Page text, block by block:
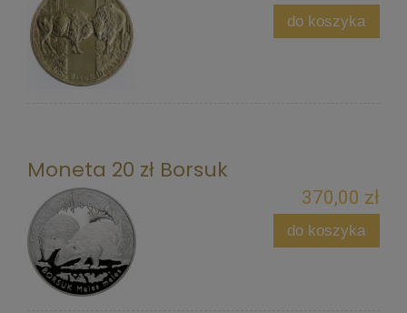
do koszyka
Moneta 20 zł Borsuk
370,00 zł
do koszyka